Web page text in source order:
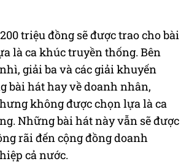
triệu đồng sẽ được trao cho bài
là ca khúc truyền thống. Bên
giải ba và các giải khuyến
bài hát hay về doanh nhân,
không được chọn lựa là ca
Những bài hát này vẫn sẽ được
rãi đến cộng đồng doanh
cả nước.